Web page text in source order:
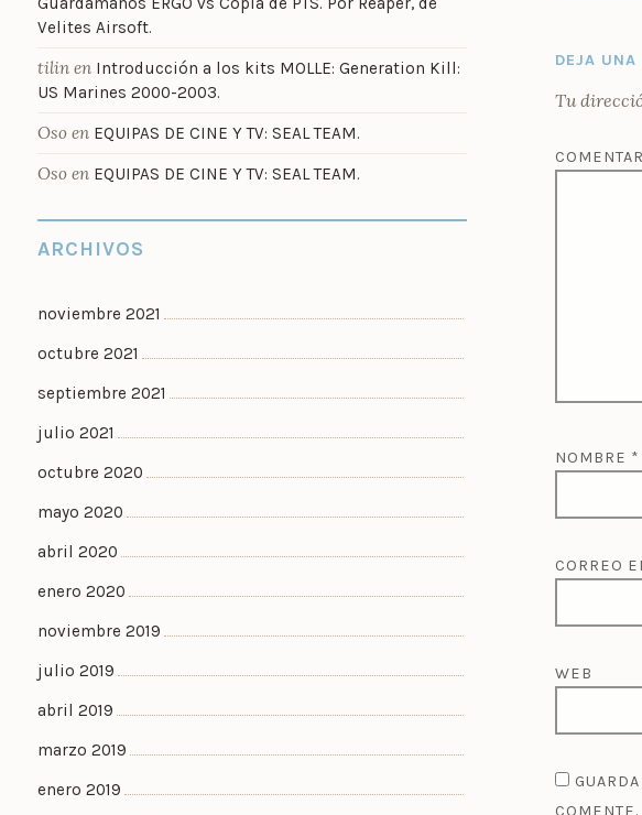
DEJA UNA
Tu
NOMBRE *
CORREO
WEB
Velites Airsoft.
tilinen Introducción a los kits MOLLE: Generation Kill:
US Marines 2000-2003.
Osoen EQUIPAS DE CINE Y TV: SEAL TEAM.
Osoen EQUIPAS DE CINE Y TV: SEAL TEAM.
ARCHIVOS
noviembre 2021
octubre 2021
septiembre 2021
julio 2021
octubre 2020
mayo 2020
abril 2020
enero 2020
noviembre 2019
julio 2019
abril 2019
marzo 2019
enero 2019